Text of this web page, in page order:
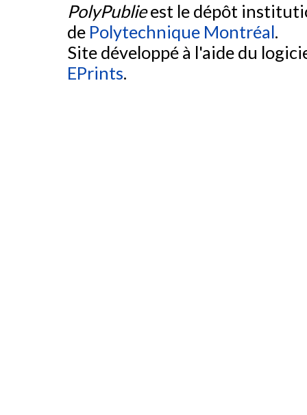
PolyPublieest le dépôt
de Polytechnique Montréal.
Site développé à l'aide du
EPrints.